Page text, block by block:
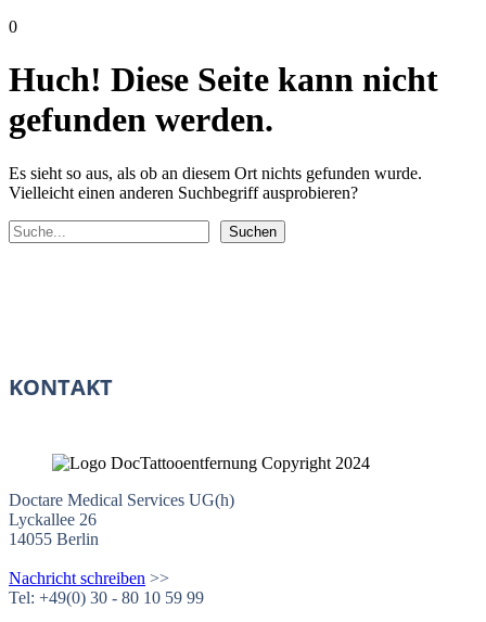
0
Huch! Diese Seite kann nicht
gefunden werden.
Es sieht so aus, als ob an diesem Ort nichts gefunden wurde.
Vielleicht einen anderen Suchbegriff ausprobieren?
Suchen
Suchen
KONTAKT
Doctare Medical Services UG(h)
Lyckallee 26
14055 Berlin
Nachricht schreiben >>
Tel: +49(0) 30 - 80 10 59 99